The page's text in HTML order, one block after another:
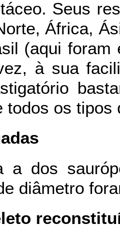
Seus
África,
(aqui
à sua
todos os tipos
a dos
diâmetro